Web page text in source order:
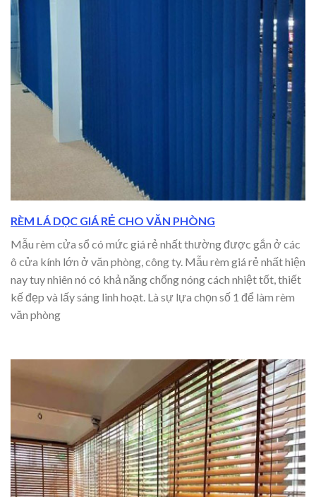
RÈM LÁ DỌC GIÁ RẺ CHO VĂN PHÒNG
Mẫu rèm cửa sổ có mức giá rẻ nhất thường được gắn ở các
ô cửa kính lớn ở văn phòng, công ty. Mẫu rèm giá rẻ nhất hiện
nay tuy nhiên nó có khả năng chống nóng cách nhiệt tốt, thiết
kế đẹp và lấy sáng linh hoạt. Là sự lựa chọn số 1 để làm rèm
văn phòng